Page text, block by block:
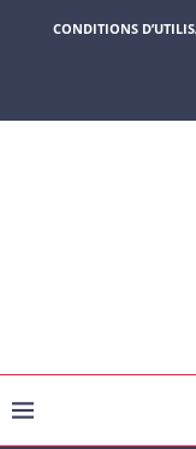
CONDITIONS